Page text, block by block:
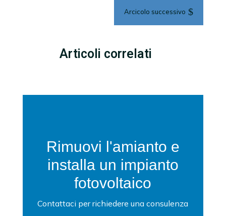
Arcicolo successivo $
Articoli correlati
Rimuovi l'amianto e
installa un impianto
fotovoltaico
Contattaci per richiedere una consulenza